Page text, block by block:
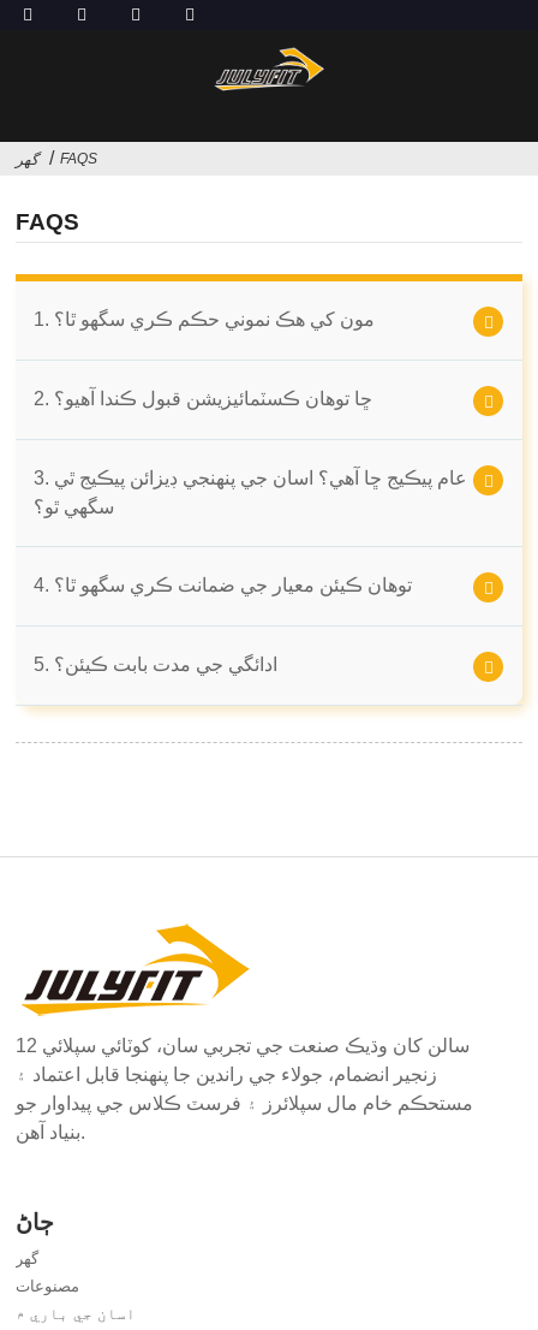
گهر FAQS
FAQS
1. مون کي هڪ نموني حڪم ڪري سگهو ٿا؟
2. ڇا توهان ڪسٽمائيزيشن قبول ڪندا آهيو؟
3. عام پيڪيج ڇا آهي؟ اسان جي پنهنجي ڊيزائن پيڪيج ٿي
سگهي ٿو؟
4. توهان ڪيئن معيار جي ضمانت ڪري سگهو ٿا؟
5. ادائگي جي مدت بابت ڪيئن؟
12 سالن کان وڌيڪ صنعت جي تجربي سان، کوٽائي سپلائي
زنجير انضمام، جولاء جي راندين جا پنهنجا قابل اعتماد ۽
مستحڪم خام مال سپلائرز ۽ فرسٽ ڪلاس جي پيداوار جو
بنياد آهن.
ڄاڻ
گهر
مصنوعات
اسان جي باري ۾